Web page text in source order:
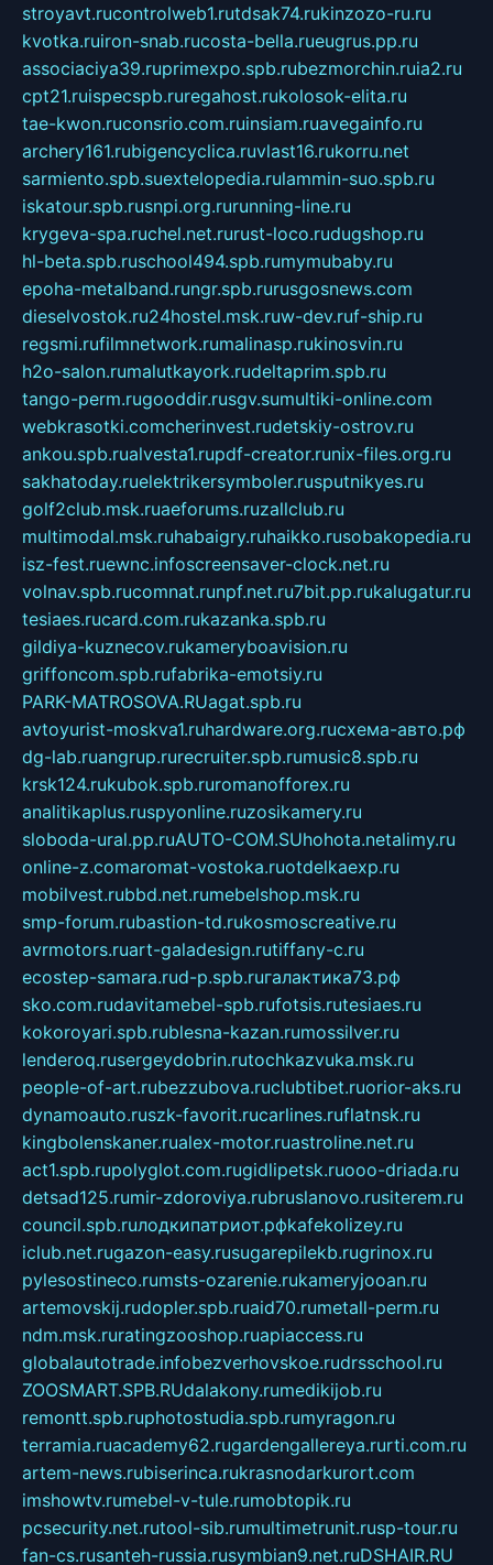
stroyavt.rucontrolweb1.rutdsak74.rukinzozo-ru.ru
kvotka.ruiron-snab.rucosta-bella.rueugrus.pp.ru
associaciya39.ruprimexpo.spb.rubezmorchin.ruia2.ru
cpt21.ruispecspb.ruregahost.rukolosok-elita.ru
tae-kwon.ruconsrio.com.ruinsiam.ruavegainfo.ru
archery161.rubigencyclica.ruvlast16.rukorru.net
sarmiento.spb.suextelopedia.rulammin-suo.spb.ru
iskatour.spb.rusnpi.org.rurunning-line.ru
krygeva-spa.ruchel.net.rurust-loco.rudugshop.ru
hl-beta.spb.ruschool494.spb.rumymubaby.ru
epoha-metalband.rungr.spb.rurusgosnews.com
dieselvostok.ru24hostel.msk.ruw-dev.ruf-ship.ru
regsmi.rufilmnetwork.rumalinasp.rukinosvin.ru
h2o-salon.rumalutkayork.rudeltaprim.spb.ru
tango-perm.rugooddir.rusgv.sumultiki-online.com
webkrasotki.comcherinvest.rudetskiy-ostrov.ru
ankou.spb.rualvesta1.rupdf-creator.runix-files.org.ru
sakhatoday.ruelektrikersymboler.rusputnikyes.ru
golf2club.msk.ruaeforums.ruzallclub.ru
multimodal.msk.ruhabaigry.ruhaikko.rusobakopedia.ru
isz-fest.ruewnc.infoscreensaver-clock.net.ru
volnav.spb.rucomnat.runpf.net.ru7bit.pp.rukalugatur.ru
tesiaes.rucard.com.rukazanka.spb.ru
gildiya-kuznecov.rukameryboavision.ru
griffoncom.spb.rufabrika-emotsiy.ru
PARK-MATROSOVA.RUagat.spb.ru
avtoyurist-moskva1.ruhardware.org.ruсхема-авто.рф
dg-lab.ruangrup.rurecruiter.spb.rumusic8.spb.ru
krsk124.rukubok.spb.ruromanofforex.ru
analitikaplus.ruspyonline.ruzosikamery.ru
sloboda-ural.pp.ruAUTO-COM.SUhohota.netalimy.ru
online-z.comaromat-vostoka.ruotdelkaexp.ru
mobilvest.rubbd.net.rumebelshop.msk.ru
smp-forum.rubastion-td.rukosmoscreative.ru
avrmotors.ruart-galadesign.rutiffany-c.ru
ecostep-samara.rud-p.spb.ruгалактика73.рф
sko.com.rudavitamebel-spb.rufotsis.rutesiaes.ru
kokoroyari.spb.rublesna-kazan.rumossilver.ru
lenderoq.rusergeydobrin.rutochkazvuka.msk.ru
people-of-art.rubezzubova.ruclubtibet.ruorior-aks.ru
dynamoauto.ruszk-favorit.rucarlines.ruflatnsk.ru
kingbolenskaner.rualex-motor.ruastroline.net.ru
act1.spb.rupolyglot.com.rugidlipetsk.ruooo-driada.ru
detsad125.rumir-zdoroviya.rubruslanovo.rusiterem.ru
council.spb.ruлодкипатриот.рфkafekolizey.ru
iclub.net.rugazon-easy.rusugarepilekb.rugrinox.ru
pylesostineco.rumsts-ozarenie.rukameryjooan.ru
artemovskij.rudopler.spb.ruaid70.rumetall-perm.ru
ndm.msk.ruratingzooshop.ruapiaccess.ru
globalautotrade.infobezverhovskoe.rudrsschool.ru
ZOOSMART.SPB.RUdalakony.rumedikijob.ru
remontt.spb.ruphotostudia.spb.rumyragon.ru
terramia.ruacademy62.rugardengallereya.rurti.com.ru
artem-news.rubiserinca.rukrasnodarkurort.com
imshowtv.rumebel-v-tule.rumobtopik.ru
pcsecurity.net.rutool-sib.rumultimetrunit.rusp-tour.ru
fan-cs.rusanteh-russia.rusymbian9.net.ruDSHAIR.RU